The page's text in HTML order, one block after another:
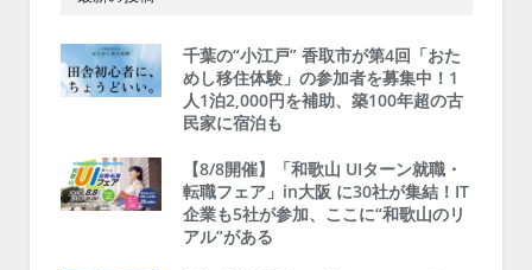
千葉の“小江戸” 香取市が第4回「おた
めし移住体験」の参加者を募集中！1
人1泊2,000円を補助、築100年超の古
民家に宿泊も
【8/8開催】「和歌山 UIターン就職・
転職フェア」in大阪 に30社が集結！IT
企業も5社が参加、ここに“和歌山のリ
アル”がある